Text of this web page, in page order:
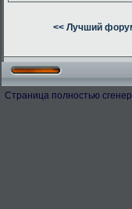
<< Лучший
Страница полностью